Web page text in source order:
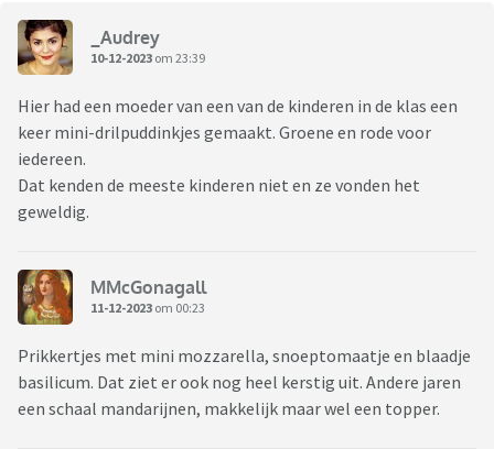
_Audrey
10-12-2023 om 23:39
Hier had een moeder van een van de kinderen in de klas een
keer mini-drilpuddinkjes gemaakt. Groene en rode voor
iedereen.
Dat kenden de meeste kinderen niet en ze vonden het
geweldig.
MMcGonagall
11-12-2023 om 00:23
Prikkertjes met mini mozzarella, snoeptomaatje en blaadje
basilicum. Dat ziet er ook nog heel kerstig uit. Andere jaren
een schaal mandarijnen, makkelijk maar wel een topper.